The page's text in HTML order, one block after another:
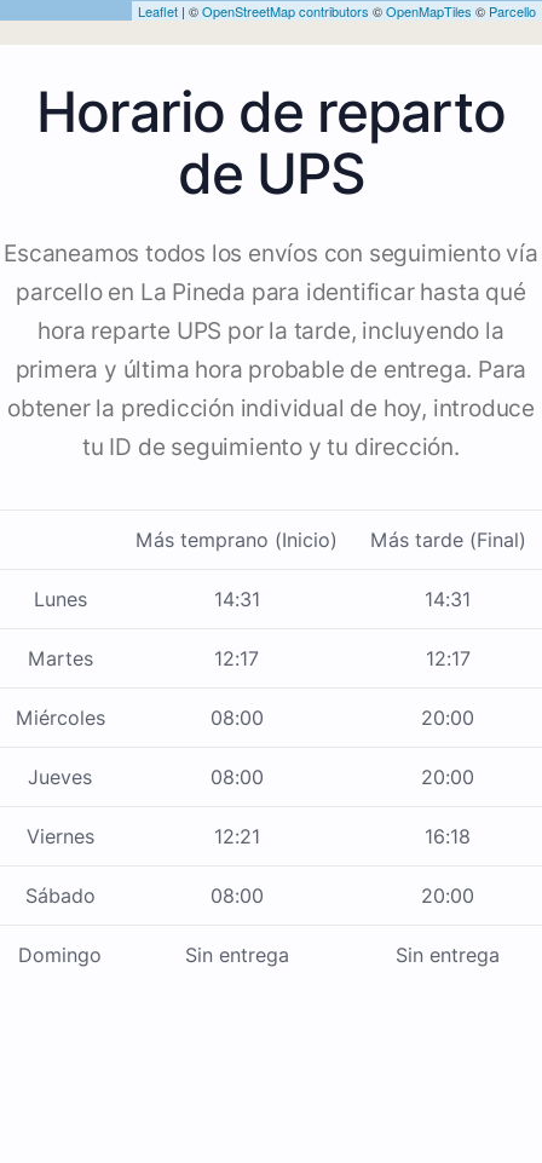
Leaflet | ©OpenStreetMap contributors ©OpenMapTiles © Parcello
Horario de reparto
de UPS
Escaneamos todos los envíos con seguimiento vía
parcello en La Pineda para identificar hasta qué
hora reparte UPS por la tarde, incluyendo la
primera y última hora probable de entrega. Para
obtener la predicción individual de hoy, introduce
tu ID de seguimiento y tu dirección.
Más temprano (Inicio) Más tarde (Final)
Lunes 14:31 14:31
Martes 12:17 12:17
Miércoles 08:00 20:00
Jueves 08:00 20:00
Viernes 12:21 16:18
Sábado 08:00 20:00
Domingo Sin entrega Sin entrega